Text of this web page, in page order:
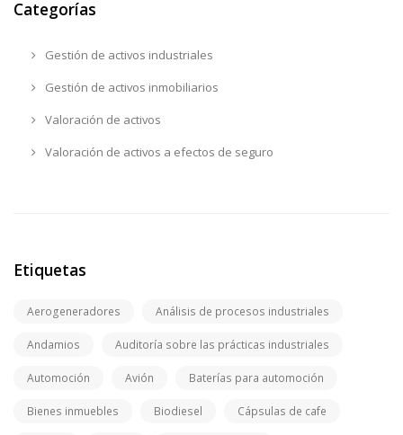
Categorías
Gestión de activos industriales
Gestión de activos inmobiliarios
Valoración de activos
Valoración de activos a efectos de seguro
Etiquetas
Aerogeneradores Análisis de procesos industriales
Andamios Auditoría sobre las prácticas industriales
Automoción Avión Baterías para automoción
Bienes inmuebles Biodiesel Cápsulas de cafe